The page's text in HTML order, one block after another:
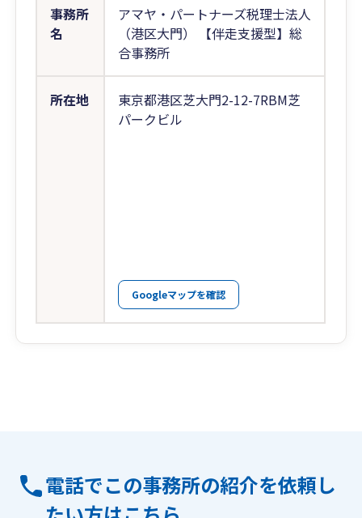
事務所
名
アマヤ・パートナーズ税理士法人
（港区大門） 【伴走支援型】総
合事務所
所在地
東京都港区芝大門2-12-7RBM芝
パークビル
Googleマップを確認
電話でこの事務所の紹介を依頼し